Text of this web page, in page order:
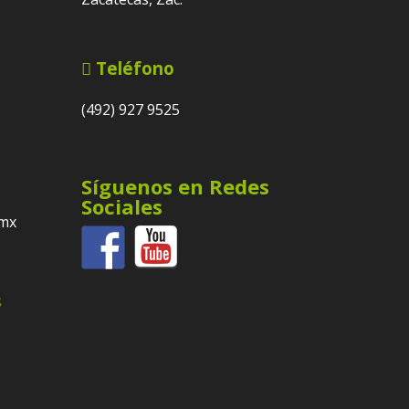
Teléfono
(492) 927 9525
Síguenos en Redes
Sociales